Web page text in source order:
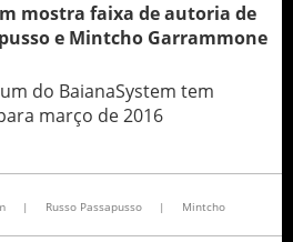
mostra faixa de autoria de
e Mintcho Garrammone
do BaianaSystem tem
março de 2016
| Russo Passapusso |
Mintcho